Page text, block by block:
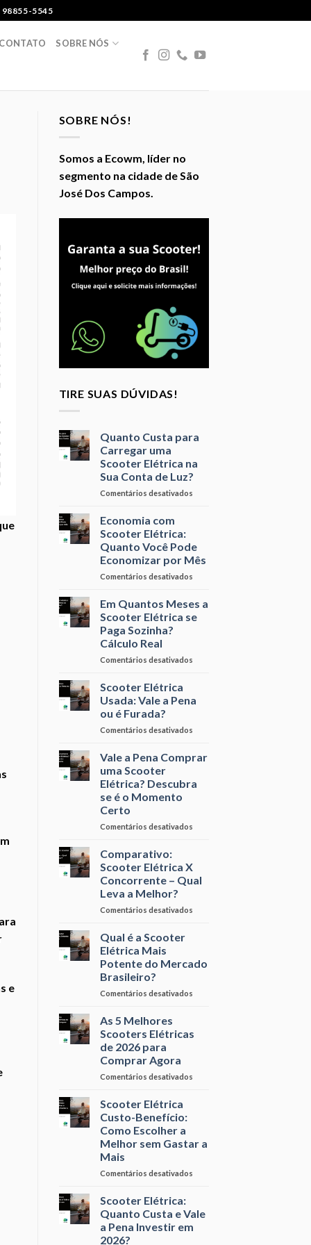
98855-5545
CONTATO SOBRE NÓS
e
SOBRE NÓS!
Somos a Ecowm, líder no
segmento na cidade de São
José Dos Campos.
TIRE SUAS DÚVIDAS!
Quanto Custa para
Carregar uma
Scooter Elétrica na
Sua Conta de Luz?
Comentários desativadosem
uma
Scooter
Elétrica
Conta
de
Economia com
Scooter Elétrica:
Quanto Você Pode
Economizar por Mês
Comentários desativadosem
Scooter
Elétrica:
Pode
Em Quantos Meses a
Scooter Elétrica se
Paga Sozinha?
Cálculo Real
Comentários desativadosem
a
Elétrica
Real
Scooter Elétrica
Usada: Vale a Pena
ou é Furada?
Comentários desativadosem
Usada:
a
Vale a Pena Comprar
uma Scooter
Elétrica? Descubra
se é o Momento
Certo
Comentários desativadosem
Comprar
uma
Elétrica?
Momento
Comparativo:
Scooter Elétrica X
Concorrente – Qual
Leva a Melhor?
Comentários desativadosem
Concorrente
Qual
Qual é a Scooter
Elétrica Mais
Potente do Mercado
Brasileiro?
Comentários desativadosem
Scooter
Potente
As 5 Melhores
Scooters Elétricas
de 2026 para
Comprar Agora
Comentários desativadosem
de
Scooter Elétrica
Custo-Benefício:
Como Escolher a
Melhor sem Gastar a
Mais
Comentários desativadosem
Benefício:
Como
Scooter Elétrica:
Quanto Custa e Vale
a Pena Investir em
2026?